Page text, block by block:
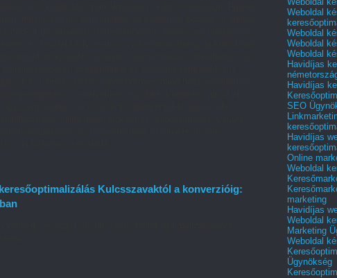
Kulcsszavaktól a konverzióig:
Weboldal
Weboldal
Weboldal
Weboldal
Havidíjas
Havidíjas
SEO
Havidíjas
Online
Weboldal
marketing
Havidíjas
Weboldal
Marketing
Weboldal
Ügynökség